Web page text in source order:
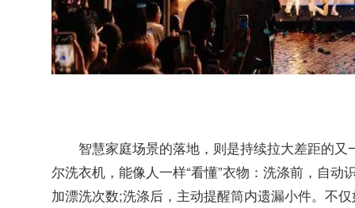
智慧家庭场景的落地，则是持续拉大差距的
尔洗衣机，能像人一样“看懂”衣物：洗涤前，自
加漂洗次数;洗涤后，主动提醒筒内遗漏小件。不